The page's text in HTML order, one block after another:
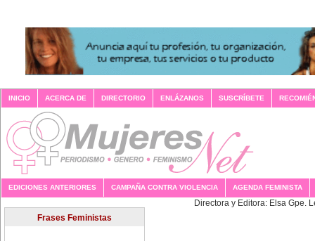
INICIO ACERCA DE DIRECTORIO ENLÁZANOS SUSCRÍBETE
EDICIONES ANTERIORES CAMPAÑA CONTRA VIOLENCIA AGENDA FEMINISTA
Directora y
Frases Feministas